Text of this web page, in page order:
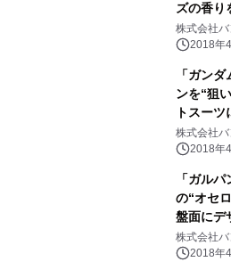
ズの香り
株式会社
2018年
「ガン
ンを“狙
トスー
まで再現
株式会社
2018年
「ガル
の“オセ
盤面にデ
株式会社
2018年